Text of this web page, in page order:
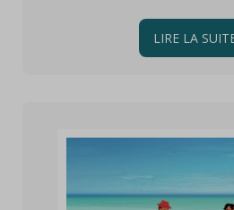
offre variée de rendez-
d'initiations
manuels adaptés
LIRE LA